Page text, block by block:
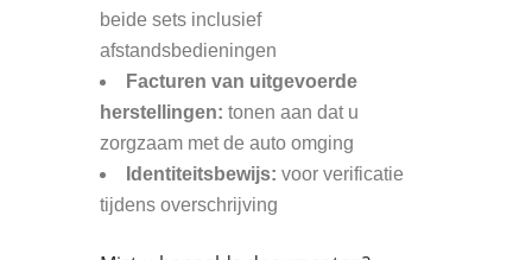
beide sets inclusief
afstandsbedieningen
Facturen van uitgevoerde
herstellingen: tonen aan dat u
zorgzaam met de auto omging
Identiteitsbewijs: voor verificatie
tijdens overschrijving